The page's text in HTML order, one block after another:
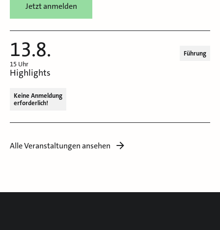
Jetzt anmelden
13.8.
15 Uhr
Führung
Highlights
Keine Anmeldung
erforderlich!
Alle Veranstaltungen ansehen